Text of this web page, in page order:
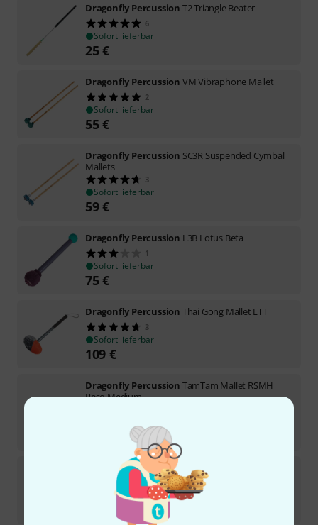
Dragonfly Percussion T2 Triangle Beater
6
Sofort lieferbar
25€
Dragonfly Percussion VM Vibraphone Mallet
2
Sofort lieferbar
55€
Dragonfly Percussion SC3R Suspended Cymbal
Mallets
3
Sofort lieferbar
59€
Dragonfly Percussion L3B Lotus Beta
1
Sofort lieferbar
75€
Dragonfly Percussion Thai Gong Mallet LTT
3
Sofort lieferbar
109 €
Dragonfly Percussion TamTam Mallet RSMH
Reso Medium
Dragonfly Percussion Thai Gong Mallet LNG
1
In 3–4 Wochen lieferbar